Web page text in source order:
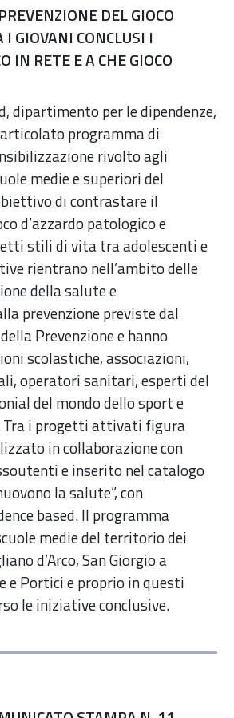
DEL GIOCO
I GIOVANI CONCLUSI I
IN RETE E A CHE GIOCO
dipartimento per le dipendenze,
programma di
rivolto agli
medie e superiori del
di contrastare il
d’azzardo patologico e
stili di vita tra adolescenti e
rientrano nell’ambito delle
della salute e
prevenzione previste dal
Prevenzione e hanno
scolastiche, associazioni,
operatori sanitari, esperti del
del mondo dello sport e
Tra i progetti attivati figura
in collaborazione con
e inserito nel catalogo
la salute”, con
based. Il programma
medie del territorio dei
d’Arco, San Giorgio a
e Portici e proprio in questi
le iniziative conclusive.